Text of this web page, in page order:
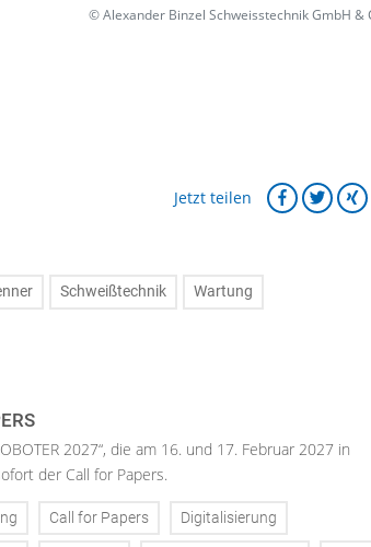
© Alexander Binzel Schweisstechnik GmbH &
Jetzt teilen
Schweißtechnik Wartung
2027“, die am 16. und 17. Februar 2027 in
der Call for Papers.
Call for Papers Digitalisierung